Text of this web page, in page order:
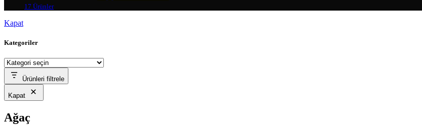
17 Ürünler
Kapat
Kategoriler
Ürünleri filtrele
Kapat
Ağaç